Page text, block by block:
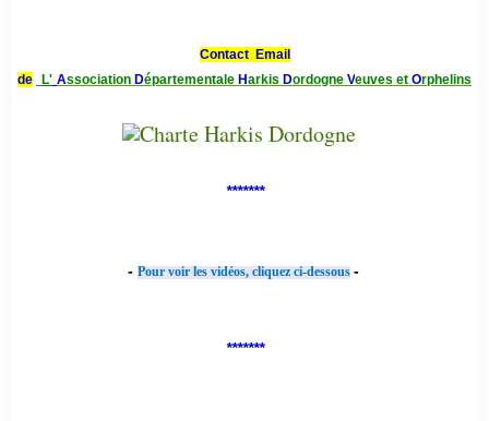
Contact Email
de
L' Association Départementale Harkis Dordogne Veuves et Orphelins
*******
- Pour voir les vidéos, cliquez ci-dessous -
*******